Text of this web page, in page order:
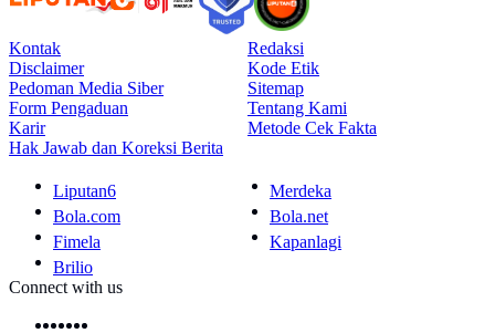
Kontak
Redaksi
Disclaimer
Kode Etik
Pedoman Media Siber
Sitemap
Form Pengaduan
Tentang Kami
Karir
Metode Cek Fakta
Hak Jawab dan Koreksi Berita
Liputan6
Merdeka
Bola.com
Bola.net
Fimela
Kapanlagi
Brilio
Connect with us